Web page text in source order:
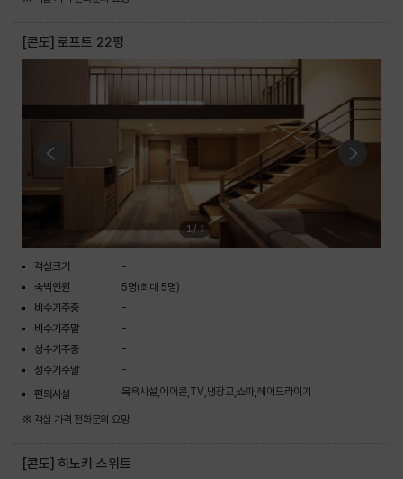
[콘도] 로프트 22평
1/ 3
객실크기
-
숙박인원
5명(최대 5명)
비수기주중
-
비수기주말
-
성수기주중
-
성수기주말
-
편의시설
목욕시설,에어콘,TV,냉장고,쇼파,헤어드라이기
※ 객실 가격 전화문의 요망
[콘도] 히노키 스위트